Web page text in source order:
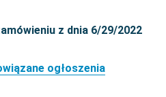
z dnia 6/29/2022
ogłoszenia